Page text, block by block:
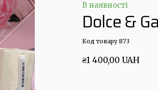
В наявності
Dolce &
Код товару 873
₴1 400,00 UAH